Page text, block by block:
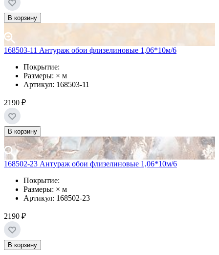
В корзину
168503-11 Антураж обои флизелиновые 1,06*10м/6
Покрытие:
Размеры: × м
Артикул: 168503-11
2190 ₽
В корзину
168502-23 Антураж обои флизелиновые 1,06*10м/6
Покрытие:
Размеры: × м
Артикул: 168502-23
2190 ₽
В корзину